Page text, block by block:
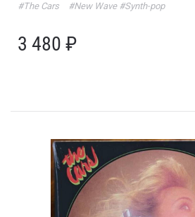
#The Cars #New Wave #Synth-pop
3 480 ₽